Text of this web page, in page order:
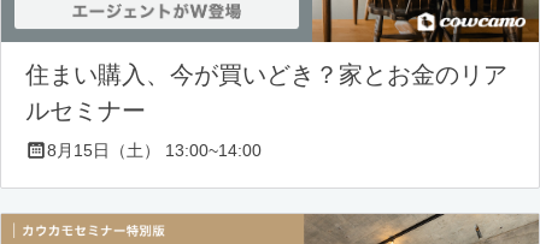
住まい購入、今が買いどき？家とお金のリア
ルセミナー
8月15日（土） 13:00~14:00